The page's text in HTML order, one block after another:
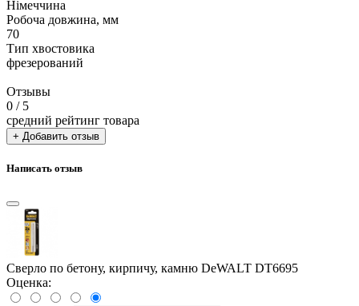
Німеччина
Робоча довжина, мм
70
Тип хвостовика
фрезерований
Отзывы
0 / 5
средний рейтинг товара
+ Добавить отзыв
Написать отзыв
Сверло по бетону, кирпичу, камню DeWALT DT6695
Оценка: